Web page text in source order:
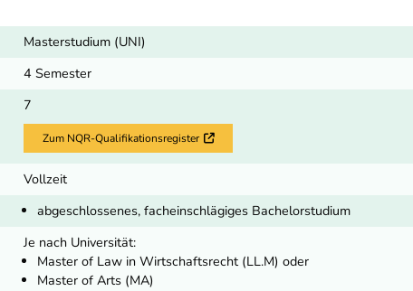
Masterstudium (UNI)
4 Semester
7
Zum NQR-Qualifikationsregister Externer Link
Vollzeit
abgeschlossenes, facheinschlägiges Bachelorstudium
Je nach Universität:
Master of Law in Wirtschaftsrecht (LL.M) oder
Master of Arts (MA)